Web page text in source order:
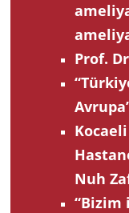
Prof.
Nuh
“Bizim